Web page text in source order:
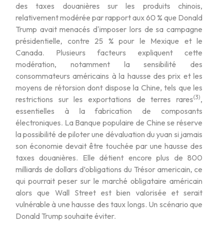
des taxes douanières sur les produits chinois,
relativement modérée par rapport aux 60 % que Donald
Trump avait menacés d'imposer lors de sa campagne
présidentielle, contre 25 % pour le Mexique et le
Canada. Plusieurs facteurs expliquent cette
modération, notamment la sensibilité des
consommateurs américains à la hausse des prix et les
moyens de rétorsion dont dispose la Chine, tels que les
restrictions sur les exportations de terres rares(3),
essentielles à la fabrication de composants
électroniques. La Banque populaire de Chine se réserve
la possibilité de piloter une dévaluation du yuan si jamais
son économie devait être touchée par une hausse des
taxes douanières. Elle détient encore plus de 800
milliards de dollars d’obligations du Trésor americain, ce
qui pourrait peser sur le marché obligataire américain
alors que Wall Street est bien valorisée et serait
vulnérable à une hausse des taux longs. Un scénario que
Donald Trump souhaite éviter.